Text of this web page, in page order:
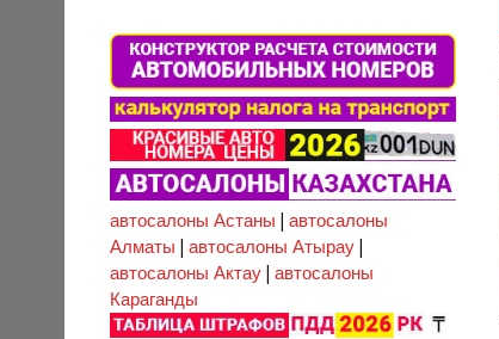
автосалоны Астаны
автосалоны
Алматы
автосалоны Атырау|
автосалоны Актау| автосалоны
Караганды